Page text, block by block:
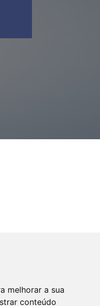
melhorar a sua
conteúdo